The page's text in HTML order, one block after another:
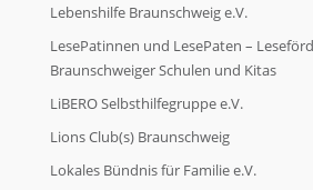
Lebenshilfe Braunschweig e.V.
LesePatinnen und LesePaten –
Braunschweiger Schulen und Kitas
LiBERO Selbsthilfegruppe e.V.
Lions Club(s) Braunschweig
Lokales Bündnis für Familie e.V.